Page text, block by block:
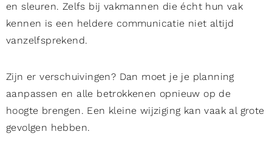
en sleuren. Zelfs bij vakmannen die écht hun vak
kennen is een heldere communicatie niet altijd
vanzelfsprekend.
Zijn er verschuivingen? Dan moet je je planning
aanpassen en alle betrokkenen opnieuw op de
hoogte brengen. Een kleine wijziging kan vaak al grote
gevolgen hebben.